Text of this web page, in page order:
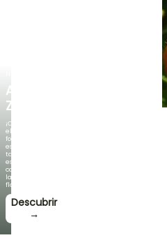
AGAPANTHUS
ZAMBEZI
¡Cuando
el
follaje
es
tan
espectacular
como
la
floración!
Descubrir
→